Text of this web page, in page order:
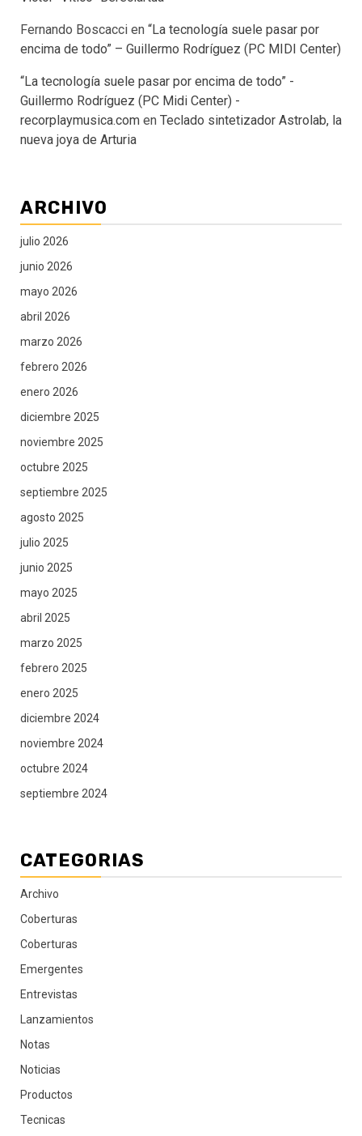
Fernando Boscacci en “La tecnología suele pasar por
encima de todo” – Guillermo Rodríguez (PC MIDI Center)
“La tecnología suele pasar por encima de todo” -
Guillermo Rodríguez (PC Midi Center) -
recorplaymusica.com en Teclado sintetizador Astrolab, la
nueva joya de Arturia
ARCHIVO
julio 2026
junio 2026
mayo 2026
abril 2026
marzo 2026
febrero 2026
enero 2026
diciembre 2025
noviembre 2025
octubre 2025
septiembre 2025
agosto 2025
julio 2025
junio 2025
mayo 2025
abril 2025
marzo 2025
febrero 2025
enero 2025
diciembre 2024
noviembre 2024
octubre 2024
septiembre 2024
CATEGORIAS
Archivo
Coberturas
Coberturas
Emergentes
Entrevistas
Lanzamientos
Notas
Noticias
Productos
Tecnicas